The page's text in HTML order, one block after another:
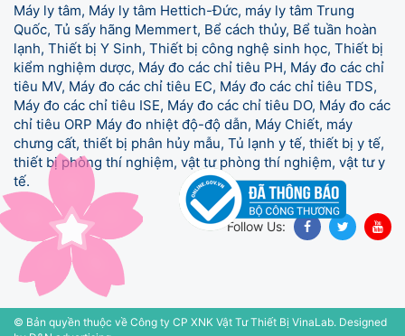
Máy ly tâm, Máy ly tâm Hettich-Đức, máy ly tâm Trung
Quốc, Tủ sấy hãng Memmert, Bể cách thủy, Bể tuần hoàn
lạnh, Thiết bị Y Sinh, Thiết bị công nghệ sinh học, Thiết bị
kiểm nghiệm dược, Máy đo các chỉ tiêu PH, Máy đo các chỉ
tiêu MV, Máy đo các chỉ tiêu EC, Máy đo các chỉ tiêu TDS,
Máy đo các chỉ tiêu ISE, Máy đo các chỉ tiêu DO, Máy đo các
chỉ tiêu ORP Máy đo nhiệt độ-độ dẫn, Máy Chiết, máy
chưng cất, thiết bị phân hủy mẫu, Tủ lạnh y tế, thiết bị y tế,
thiết bị phòng thí nghiệm, vật tư phòng thí nghiệm, vật tư y
tế.
Follow Us:
© Bản quyền thuộc về Công ty CP XNK Vật Tư Thiết Bị VinaLab. Designed